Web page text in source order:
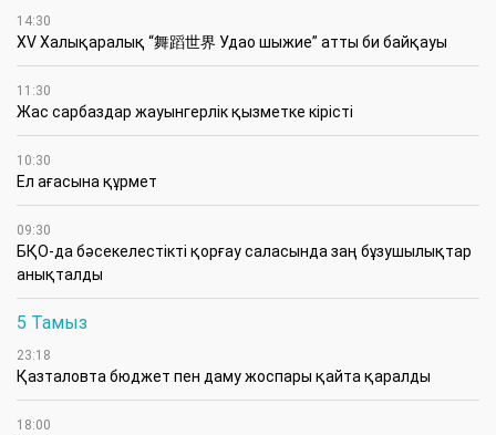
14:30
XV Халықаралық “舞蹈世界 Удао шыжие” атты би байқауы
11:30
Жас сарбаздар жауынгерлік қызметке кірісті
10:30
Ел ағасына құрмет
09:30
БҚО-да бәсекелестікті қорғау саласында заң бұзушылықтар
анықталды
5 Тамыз
23:18
Қазталовта бюджет пен даму жоспары қайта қаралды
18:00